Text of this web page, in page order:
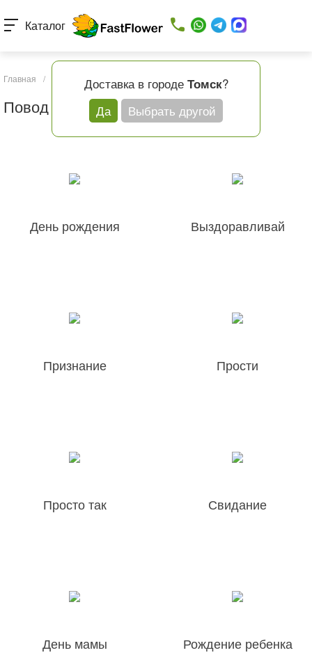
Доставка в городе Томск?
Да
Выбрать другой
Каталог
Главная / Каталог товаров
Повод
День рождения Выздоравливай
Признание Прости
Просто так Свидание
День мамы Рождение ребенка